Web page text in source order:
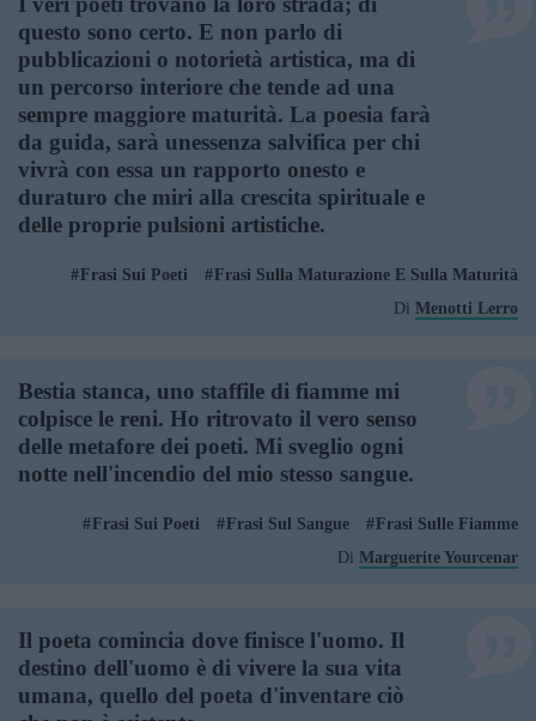
questo sono certo. E non parlo di
pubblicazioni o notorietà artistica, ma di
un percorso interiore che tende ad una
sempre maggiore maturità. La poesia farà
da guida, sarà unessenza salvifica per chi
vivrà con essa un rapporto onesto e
duraturo che miri alla crescita spirituale e
delle proprie pulsioni artistiche.
Frasi Sui Poeti
Frasi Sulla Maturazione E Sulla Maturità
Di Menotti Lerro
Bestia stanca, uno staffile di fiamme mi
colpisce le reni. Ho ritrovato il vero senso
delle metafore dei poeti. Mi sveglio ogni
notte nell'incendio del mio stesso sangue.
Frasi Sui Poeti Frasi Sul Sangue
Frasi Sulle Fiamme
Di Marguerite Yourcenar
Il poeta comincia dove finisce l'uomo. Il
destino dell'uomo è di vivere la sua vita
umana, quello del poeta d'inventare ciò